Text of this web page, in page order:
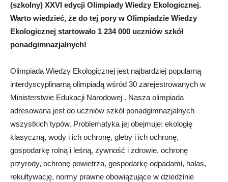
(szkolny) XXVI edycji Olimpiady Wiedzy Ekologicznej.
Warto wiedzieć, że do tej pory w Olimpiadzie Wiedzy
Ekologicznej startowało 1 234 000 uczniów szkół
ponadgimnazjalnych!
Olimpiada Wiedzy Ekologicznej jest najbardziej popularną
interdyscyplinarną olimpiadą wśród 30 zarejestrowanych w
Ministerstwie Edukacji Narodowej . Nasza olimpiada
adresowana jest do uczniów szkól ponadgimnazjalnych
wszystkich typów. Problematyka jej obejmuje: ekologię
klasyczną, wody i ich ochronę, gleby i ich ochronę,
gospodarkę rolną i leśną, żywność i zdrowie, ochronę
przyrody, ochronę powietrza, gospodarkę odpadami, hałas,
rekultywację, normy prawne obowiązujące w dziedzinie